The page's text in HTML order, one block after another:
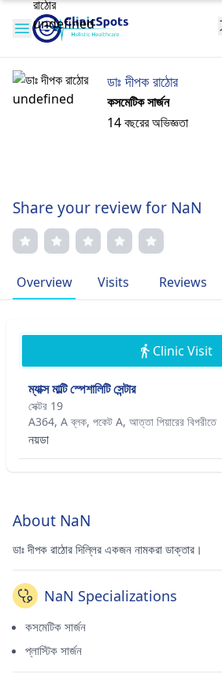
ডাঃ দীপক রাঠোর
কসমেটিক সার্জন
14 বছরের অভিজ্ঞতা
Share your review for NaN
Overview Visits Reviews
Clinic Visit
ম্যাক্স মাল্টি স্পেশালিটি সেন্টার
সেক্টর 19
A364, A ব্লক, পকেট A, আত্তা পিয়ারের বিপরীতে
নয়ডা
About NaN
ডাঃ দীপক রাঠোর দিল্লির একজন নামকরা ডাক্তার।
NaN Specializations
কসমেটিক সার্জন
প্লাস্টিক সার্জন